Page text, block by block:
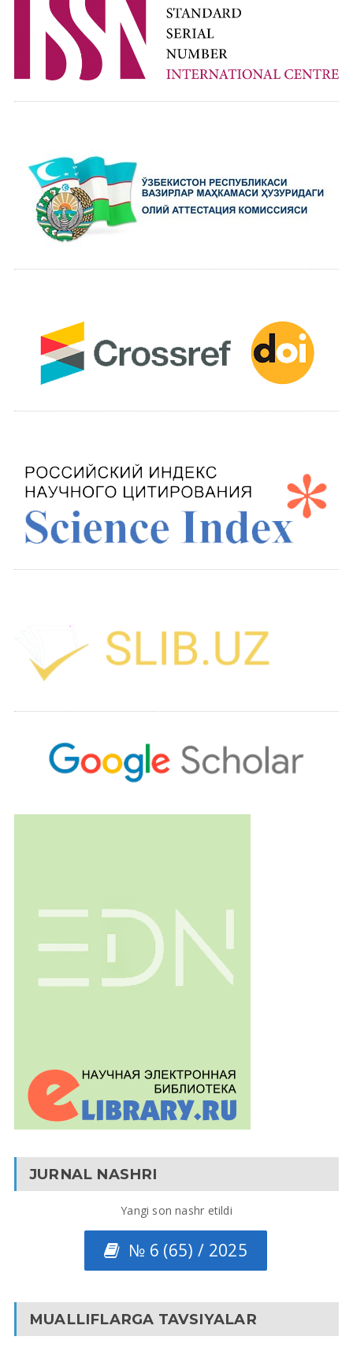
JURNAL NASHRI
Yangi son nashr etildi
№ 6 (65) / 2025
MUALLIFLARGA TAVSIYALAR